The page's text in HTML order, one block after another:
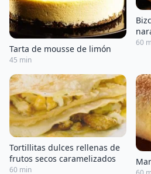
Tarta de mousse de limón
45 min
60
Tortillitas dulces rellenas de
frutos secos caramelizados
60 min